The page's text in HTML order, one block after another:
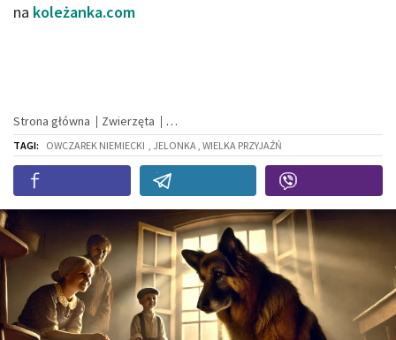
na koleżanka.com
Strona główna Zwierzęta
TAGI: OWCZAREK NIEMIECKI , JELONKA , WIELKA PRZYJAŹŃ